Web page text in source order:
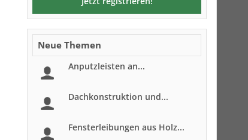
Neue Themen
Anputzleisten an...
Dachkonstruktion und...
Fensterleibungen aus Holz...